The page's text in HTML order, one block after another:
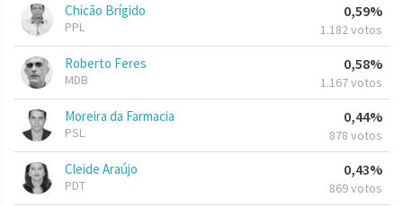
Chicão Brígido
PPL
0,59%
1.182 votos
Roberto Feres
MDB
0,58%
1.167 votos
Moreira da Farmacia
PSL
0,44%
878 votos
Cleide Araújo
PDT
0,43%
869 votos